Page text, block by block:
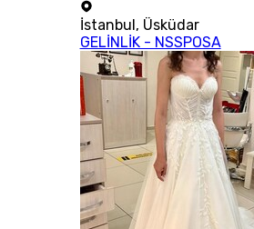
İstanbul, Üsküdar
GELİNLİK - NSSPOSA